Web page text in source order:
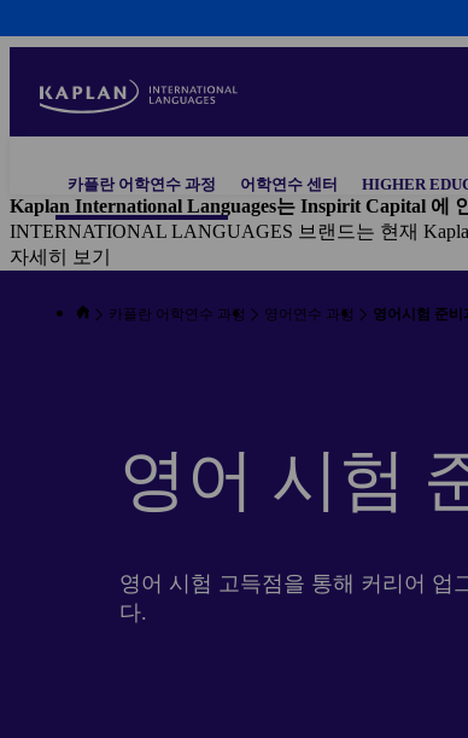
to
content
navigation카플란 어학연수 과정 어학연수 센터 HIGHER
Kaplan International Languages는 Inspirit Capital 에
INTERNATIONAL LANGUAGES 브랜드는 현재
자세히 보기
카플란 어학연수 과정 영어연수 과정 영어시험 준비
영어 시험
영어 시험 고득점을 통해 커리어 업
다.